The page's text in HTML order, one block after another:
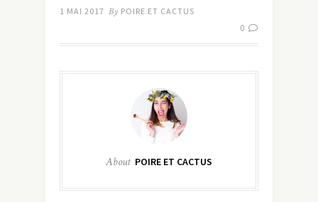
1 MAI 2017 By POIRE ET CACTUS
0
About POIRE ET CACTUS